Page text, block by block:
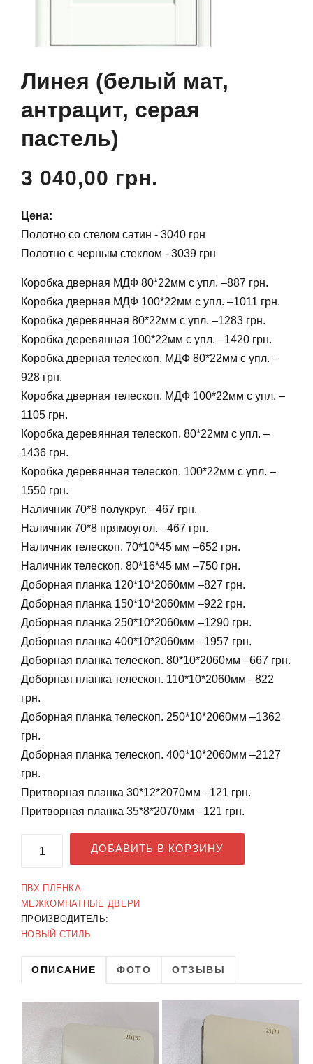
Линея (белый мат,
антрацит, серая
пастель)
3 040,00 грн.
Цена:
Полотно со стелом сатин - 3040 грн
Полотно с черным стеклом - 3039 грн
Коробка дверная МДФ 80*22мм с упл. –887 грн.
Коробка дверная МДФ 100*22мм с упл. –1011 грн.
Коробка деревянная 80*22мм с упл. –1283 грн.
Коробка деревянная 100*22мм с упл. –1420 грн.
Коробка дверная телескоп. МДФ 80*22мм с упл. –
928 грн.
Коробка дверная телескоп. МДФ 100*22мм с упл. –
1105 грн.
Коробка деревянная телескоп. 80*22мм с упл. –
1436 грн.
Коробка деревянная телескоп. 100*22мм с упл. –
1550 грн.
Наличник 70*8 полукруг. –467 грн.
Наличник 70*8 прямоугол. –467 грн.
Наличник телескоп. 70*10*45 мм –652 грн.
Наличник телескоп. 80*16*45 мм –750 грн.
Доборная планка 120*10*2060мм –827 грн.
Доборная планка 150*10*2060мм –922 грн.
Доборная планка 250*10*2060мм –1290 грн.
Доборная планка 400*10*2060мм –1957 грн.
Доборная планка телескоп. 80*10*2060мм –667 грн.
Доборная планка телескоп. 110*10*2060мм –822
грн.
Доборная планка телескоп. 250*10*2060мм –1362
грн.
Доборная планка телескоп. 400*10*2060мм –2127
грн.
Притворная планка 30*12*2070мм –121 грн.
Притворная планка 35*8*2070мм –121 грн.
ДОБАВИТЬ В КОРЗИНУ
ПВХ ПЛЕНКА
МЕЖКОМНАТНЫЕ ДВЕРИ
ПРОИЗВОДИТЕЛЬ:
НОВЫЙ СТИЛЬ
ОПИСАНИЕ ФОТО ОТЗЫВЫ